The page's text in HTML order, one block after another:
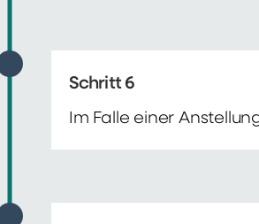
Schritt 6
Im Falle einer